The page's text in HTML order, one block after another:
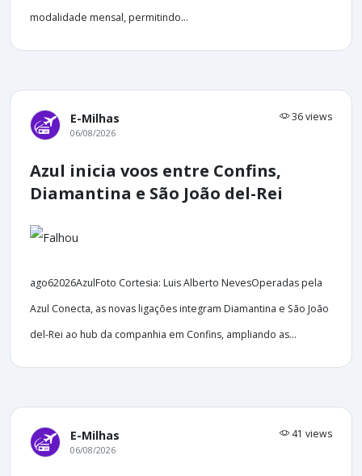
modalidade mensal, permitindo...
E-Milhas 36 views
06/08/2026
Azul inicia voos entre Confins,
Diamantina e São João del-Rei
ago62026AzulFoto Cortesia: Luis Alberto NevesOperadas pela
Azul Conecta, as novas ligações integram Diamantina e São João
del-Rei ao hub da companhia em Confins, ampliando as...
E-Milhas 41 views
06/08/2026